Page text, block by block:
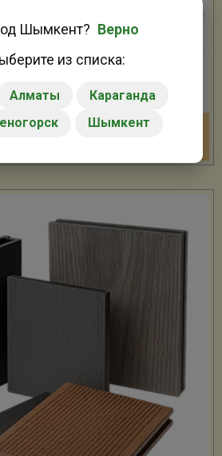
Шымкент?
Верно
из списка:
Алматы
Караганда
Шымкент